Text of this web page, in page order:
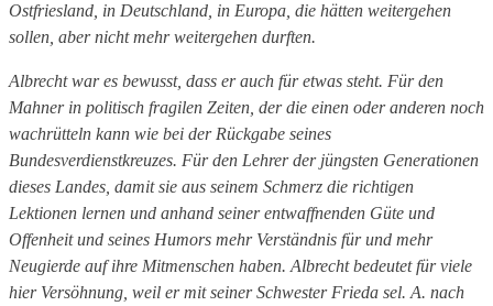
Ostfriesland, in Deutschland, in Europa, die hätten weitergehen
sollen, aber nicht mehr weitergehen durften.
Albrecht war es bewusst, dass er auch für etwas steht. Für den
Mahner in politisch fragilen Zeiten, der die einen oder anderen noch
wachrütteln kann wie bei der Rückgabe seines
Bundesverdienstkreuzes. Für den Lehrer der jüngsten Generationen
dieses Landes, damit sie aus seinem Schmerz die richtigen
Lektionen lernen und anhand seiner entwaffnenden Güte und
Offenheit und seines Humors mehr Verständnis für und mehr
Neugierde auf ihre Mitmenschen haben. Albrecht bedeutet für viele
hier Versöhnung, weil er mit seiner Schwester Frieda sel. A. nach